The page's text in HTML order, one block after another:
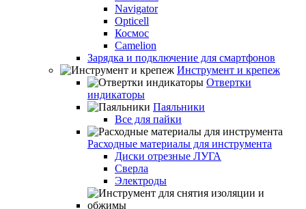
Navigator
Opticell
Космос
Camelion
Зарядка и подключение для смартфонов
Инструмент и крепеж
Отвертки
индикаторы
Паяльники
Все для пайки
Расходные материалы для инструмента
Диски отрезные ЛУГА
Сверла
Электроды